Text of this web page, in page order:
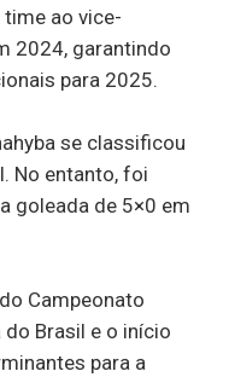
ao vice-
2024, garantindo
para 2025.
se classificou
No entanto, foi
goleada de 5×0 em
Campeonato
do Brasil e o início
para a